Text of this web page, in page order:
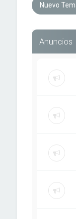
Nuevo
Anuncios